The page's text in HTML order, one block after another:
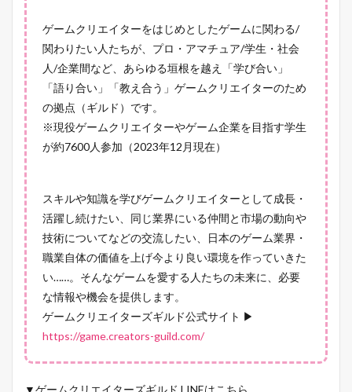
ゲームクリエイターをはじめとしたゲームに関わる/
関わりたい人たちが、プロ・アマチュア/学生・社会
人/企業間など、あらゆる垣根を越え「学び合い」
「語り合い」「教え合う」ゲームクリエイターのため
の拠点（ギルド）です。
※現役ゲームクリエイターやゲーム企業を目指す学生
が約7600人参加（2023年12月現在）
スキルや知識を学びゲームクリエイターとして成長・
活躍し続けたい、同じ業界にいる仲間と市場の動向や
技術についてなどの交流したい、日本のゲーム業界・
職業自体の価値を上げ今より良い環境を作っていきた
い……。そんなゲームを愛する人たちの未来に、必要
な情報や機会を提供します。
ゲームクリエイターズギルド公式サイト ▶
https://game.creators-guild.com/
▼ゲームクリエイターズギルド LINEはこちら